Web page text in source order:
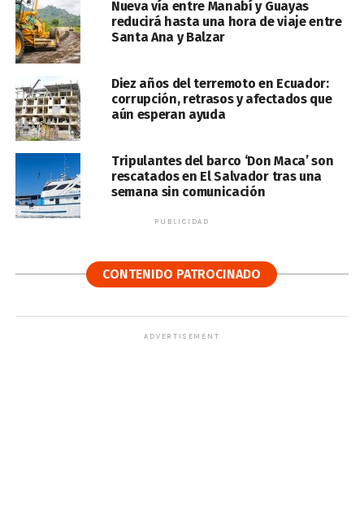
Nueva vía entre Manabí y Guayas
reducirá hasta una hora de viaje entre
Santa Ana y Balzar
Diez años del terremoto en Ecuador:
corrupción, retrasos y afectados que
aún esperan ayuda
Tripulantes del barco ‘Don Maca’ son
rescatados en El Salvador tras una
semana sin comunicación
PUBLICIDAD
CONTENIDO PATROCINADO
ADVERTISEMENT